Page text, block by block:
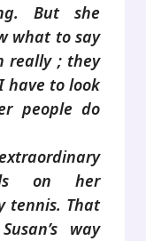
But she
what to say
really ; they
have to look
people do
on her
tennis. That
way